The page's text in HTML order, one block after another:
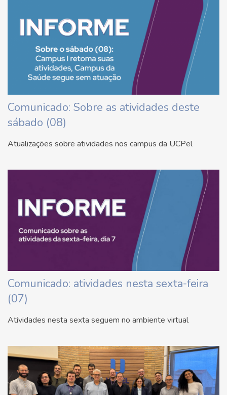
Comunicado: Sobre as atividades deste
sábado (08)
Atualizações sobre atividades nos campus da UCPel
Comunicado: atividades nesta sexta-feira
(07)
Atividades nesta sexta seguem no ambiente virtual